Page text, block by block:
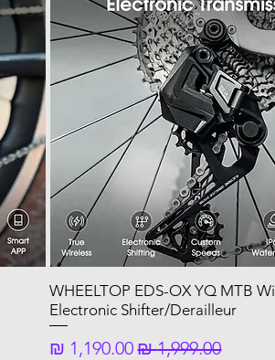
WHEELTOP EDS-OX YQ MTB
Electronic Shifter/Derailleur
מחיר רגיל‏1,999.00 ‏₪ מחיר מבצע